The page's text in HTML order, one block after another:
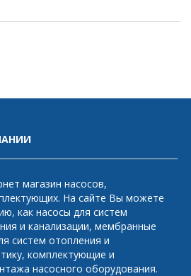
магазин насосов,
На сайте Вы можете
как насосы для систем
и канализации, мембранные
систем отопления и
комплектующие и
насосного оборудования.